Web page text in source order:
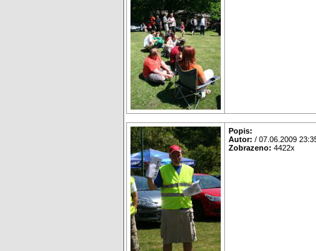
Popis:
Autor: / 07.06.2009
Zobrazeno: 4422x